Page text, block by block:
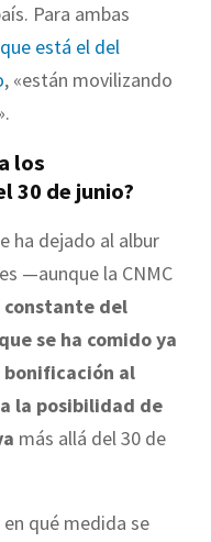
Para ambas
está el del
, «están movilizando
los
30 de junio?
ha dejado al albur
—aunque la CNMC
constante del
se ha comido ya
bonificación al
la posibilidad de
más allá del 30 de
qué medida se